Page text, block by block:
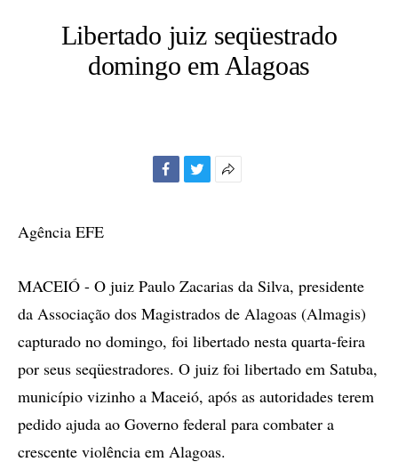
Libertado juiz seqüestrado
domingo em Alagoas
Agência EFE
MACEIÓ - O juiz Paulo Zacarias da Silva, presidente
da Associação dos Magistrados de Alagoas (Almagis)
capturado no domingo, foi libertado nesta quarta-feira
por seus seqüestradores. O juiz foi libertado em Satuba,
município vizinho a Maceió, após as autoridades terem
pedido ajuda ao Governo federal para combater a
crescente violência em Alagoas.